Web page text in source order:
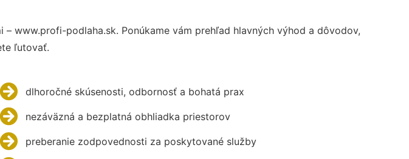
– www.profi-podlaha.sk. Ponúkame vám prehľad hlavných výhod a dôvodov,
ľutovať.
dlhoročné skúsenosti, odbornosť a bohatá prax
nezáväzná a bezplatná obhliadka priestorov
preberanie zodpovednosti za poskytované služby